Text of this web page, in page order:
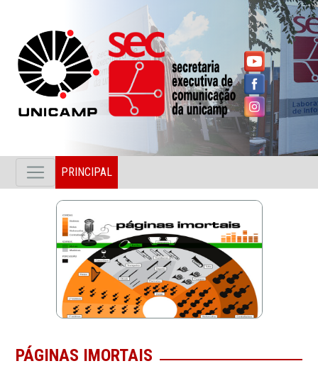
PRINCIPAL
PÁGINAS IMORTAIS